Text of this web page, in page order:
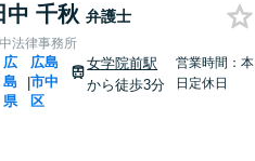
中 千秋 弁護士
法律事務所
広
島
県
|
広島
市中
区
女学院前駅
から徒歩3分
営業時間：本
日定休日